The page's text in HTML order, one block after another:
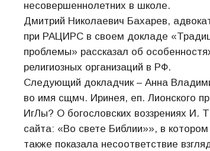
несовершеннолетних в школе.
Дмитрий Николаевич Бахарев,
при РАЦИРС в своем докладе
проблемы» рассказал об
религиозных организаций в РФ.
Следующий докладчик – Анна
во имя сщмч. Иринея, еп. Лионского
ИгЛы? О богословских воззрениях И.
сайта: «Во свете Библии»», в
также показала несоответствие